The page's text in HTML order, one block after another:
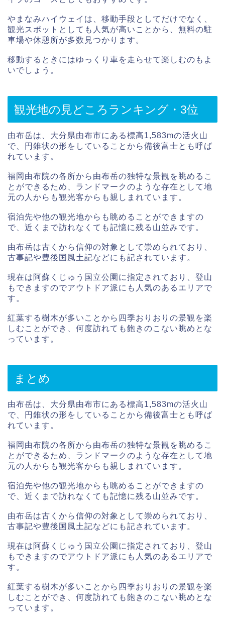
やまなみハイウェイは、移動手段としてだけでなく、
観光スポットとしても人気が高いことから、無料の駐
車場や休憩所が多数見つかります。
移動するときにはゆっくり車を走らせて楽しむのもよ
いでしょう。
観光地の見どころランキング・3位
由布岳は、大分県由布市にある標高1,583mの活火山
で、円錐状の形をしていることから備後富士とも呼ば
れています。
福岡由布院の各所から由布岳の独特な景観を眺めるこ
とができるため、ランドマークのような存在として地
元の人からも観光客からも親しまれています。
宿泊先や他の観光地からも眺めることができますの
で、近くまで訪れなくても記憶に残る山並みです。
由布岳は古くから信仰の対象として崇められており、
古事記や豊後国風土記などにも記されています。
現在は阿蘇くじゅう国立公園に指定されており、登山
もできますのでアウトドア派にも人気のあるエリアで
す。
紅葉する樹木が多いことから四季おりおりの景観を楽
しむことができ、何度訪れても飽きのこない眺めとな
っています。
まとめ
由布岳は、大分県由布市にある標高1,583mの活火山
で、円錐状の形をしていることから備後富士とも呼ば
れています。
福岡由布院の各所から由布岳の独特な景観を眺めるこ
とができるため、ランドマークのような存在として地
元の人からも観光客からも親しまれています。
宿泊先や他の観光地からも眺めることができますの
で、近くまで訪れなくても記憶に残る山並みです。
由布岳は古くから信仰の対象として崇められており、
古事記や豊後国風土記などにも記されています。
現在は阿蘇くじゅう国立公園に指定されており、登山
もできますのでアウトドア派にも人気のあるエリアで
す。
紅葉する樹木が多いことから四季おりおりの景観を楽
しむことができ、何度訪れても飽きのこない眺めとな
っています。